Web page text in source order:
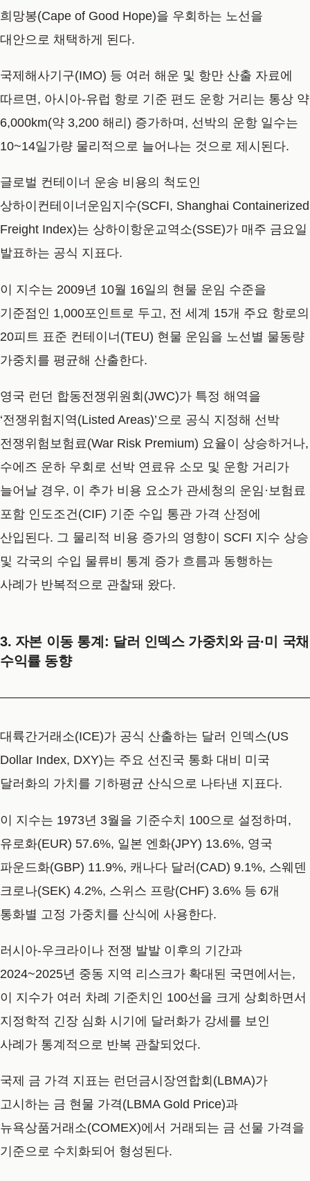
희망봉(Cape of Good Hope)을 우회하는 노선을
대안으로 채택하게 된다.
국제해사기구(IMO) 등 여러 해운 및 항만 산출 자료에
따르면, 아시아-유럽 항로 기준 편도 운항 거리는 통상 약
6,000km(약 3,200 해리) 증가하며, 선박의 운항 일수는
10~14일가량 물리적으로 늘어나는 것으로 제시된다.
글로벌 컨테이너 운송 비용의 척도인
상하이컨테이너운임지수(SCFI, Shanghai Containerized
Freight Index)는 상하이항운교역소(SSE)가 매주 금요일
발표하는 공식 지표다.
이 지수는 2009년 10월 16일의 현물 운임 수준을
기준점인 1,000포인트로 두고, 전 세계 15개 주요 항로의
20피트 표준 컨테이너(TEU) 현물 운임을 노선별 물동량
가중치를 평균해 산출한다.
영국 런던 합동전쟁위원회(JWC)가 특정 해역을
‘전쟁위험지역(Listed Areas)’으로 공식 지정해 선박
전쟁위험보험료(War Risk Premium) 요율이 상승하거나,
수에즈 운하 우회로 선박 연료유 소모 및 운항 거리가
늘어날 경우, 이 추가 비용 요소가 관세청의 운임·보험료
포함 인도조건(CIF) 기준 수입 통관 가격 산정에
산입된다. 그 물리적 비용 증가의 영향이 SCFI 지수 상승
및 각국의 수입 물류비 통계 증가 흐름과 동행하는
사례가 반복적으로 관찰돼 왔다.
3. 자본 이동 통계: 달러 인덱스 가중치와 금·미 국채
수익률 동향
대륙간거래소(ICE)가 공식 산출하는 달러 인덱스(US
Dollar Index, DXY)는 주요 선진국 통화 대비 미국
달러화의 가치를 기하평균 산식으로 나타낸 지표다.
이 지수는 1973년 3월을 기준수치 100으로 설정하며,
유로화(EUR) 57.6%, 일본 엔화(JPY) 13.6%, 영국
파운드화(GBP) 11.9%, 캐나다 달러(CAD) 9.1%, 스웨덴
크로나(SEK) 4.2%, 스위스 프랑(CHF) 3.6% 등 6개
통화별 고정 가중치를 산식에 사용한다.
러시아-우크라이나 전쟁 발발 이후의 기간과
2024~2025년 중동 지역 리스크가 확대된 국면에서는,
이 지수가 여러 차례 기준치인 100선을 크게 상회하면서
지정학적 긴장 심화 시기에 달러화가 강세를 보인
사례가 통계적으로 반복 관찰되었다.
국제 금 가격 지표는 런던금시장연합회(LBMA)가
고시하는 금 현물 가격(LBMA Gold Price)과
뉴욕상품거래소(COMEX)에서 거래되는 금 선물 가격을
기준으로 수치화되어 형성된다.